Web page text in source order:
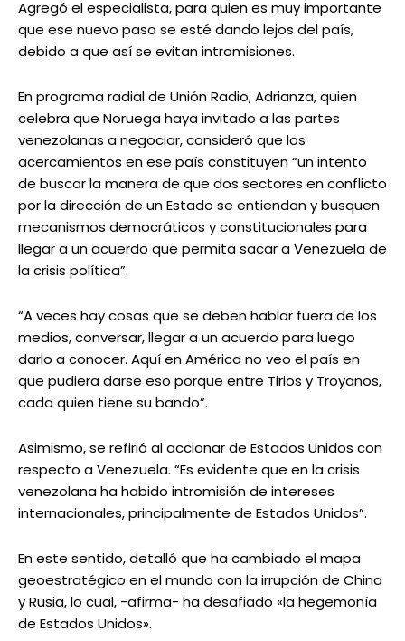
Agregó el especialista, para quien es muy importante
que ese nuevo paso se esté dando lejos del país,
debido a que así se evitan intromisiones.
En programa radial de Unión Radio, Adrianza, quien
celebra que Noruega haya invitado a las partes
venezolanas a negociar, consideró que los
acercamientos en ese país constituyen “un intento
de buscar la manera de que dos sectores en conflicto
por la dirección de un Estado se entiendan y busquen
mecanismos democráticos y constitucionales para
llegar a un acuerdo que permita sacar a Venezuela de
la crisis política”.
“A veces hay cosas que se deben hablar fuera de los
medios, conversar, llegar a un acuerdo para luego
darlo a conocer. Aquí en América no veo el país en
que pudiera darse eso porque entre Tirios y Troyanos,
cada quien tiene su bando”.
Asimismo, se refirió al accionar de Estados Unidos con
respecto a Venezuela. “Es evidente que en la crisis
venezolana ha habido intromisión de intereses
internacionales, principalmente de Estados Unidos”.
En este sentido, detalló que ha cambiado el mapa
geoestratégico en el mundo con la irrupción de China
y Rusia, lo cual, -afirma- ha desafiado «la hegemonía
de Estados Unidos».